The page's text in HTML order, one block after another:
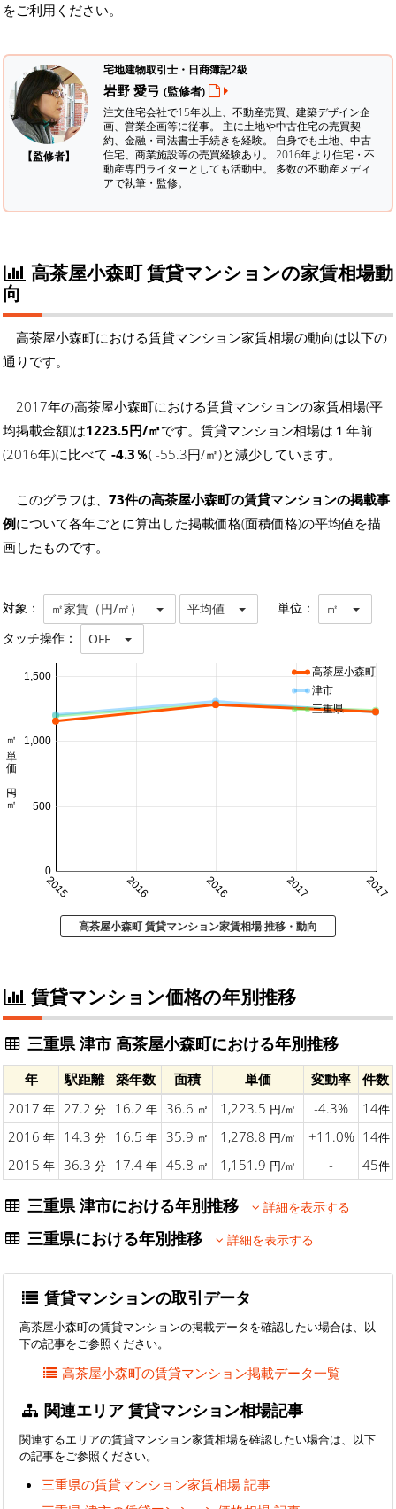
をご利用ください。
【監修者】
宅地建物取引士・日商簿記2級
岩野 愛弓 (監修者)
注文住宅会社で15年以上、不動産売買、建築デザイン企
画、営業企画等に従事。 主に土地や中古住宅の売買契
約、金融・司法書士手続きを経験。 自身でも土地、中古
住宅、商業施設等の売買経験あり。 2016年より住宅・不
動産専門ライターとしても活動中。 多数の不動産メディ
アで執筆・監修。
高茶屋小森町 賃貸マンションの家賃相場動
向
高茶屋小森町における賃貸マンション家賃相場の動向は以下の
通りです。
2017年の高茶屋小森町における賃貸マンションの家賃相場(平
均掲載金額)は1223.5円/㎡です。賃貸マンション相場は１年前
(2016年)に比べて -4.3％( -55.3円/㎡)と減少しています。
このグラフは、 73件の高茶屋小森町の賃貸マンションの掲載事
例について各年ごとに算出した掲載価格(面積価格)の平均値を描
画したものです。
対象： ㎡家賃（円/㎡） 平均値 単位： ㎡
タッチ操作： OFF
2015 2016 2016 2017 2017
0
500
1,000
1,500
㎡単価 円/㎡
高茶屋小森町
津市
三重県
高茶屋小森町 賃貸マンション家賃相場 推移・動向
賃貸マンション価格の年別推移
三重県 津市 高茶屋小森町における年別推移
年 駅距離 築年数 面積 単価 変動率
件数
2017 年 27.2 分 16.2 年 36.6 ㎡ 1,223.5 円/㎡ -4.3% 14件
2016 年 14.3 分 16.5 年 35.9 ㎡ 1,278.8 円/㎡ +11.0% 14件
2015 年 36.3 分 17.4 年 45.8 ㎡ 1,151.9 円/㎡ - 45件
三重県 津市における年別推移 詳細を表示する
三重県における年別推移 詳細を表示する
賃貸マンションの取引データ
高茶屋小森町の賃貸マンションの掲載データを確認したい場合は、以
下の記事をご参照ください。
高茶屋小森町の賃貸マンション掲載データ一覧
関連エリア 賃貸マンション相場記事
関連するエリアの賃貸マンション家賃相場を確認したい場合は、以下
の記事をご参照ください。
三重県の賃貸マンション家賃相場 記事